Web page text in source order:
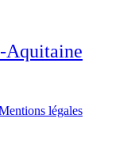
Aquitaine
légales